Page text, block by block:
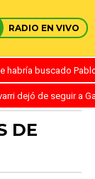
RADIO EN VIVO
habría buscado
dejó de seguir a
DE